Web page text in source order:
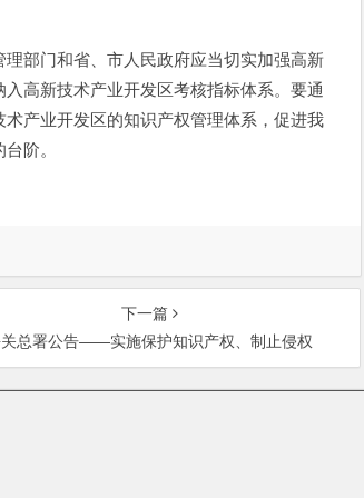
部门和省、市人民政府应当切实加强高新
高新技术产业开发区考核指标体系。要通
产业开发区的知识产权管理体系，促进我
阶。
下一篇
总署公告——实施保护知识产权、制止侵权